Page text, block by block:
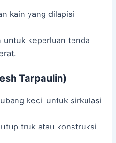
kain yang dilapisi
untuk keperluan tenda
Tarpaulin)
kecil untuk sirkulasi
truk atau konstruksi